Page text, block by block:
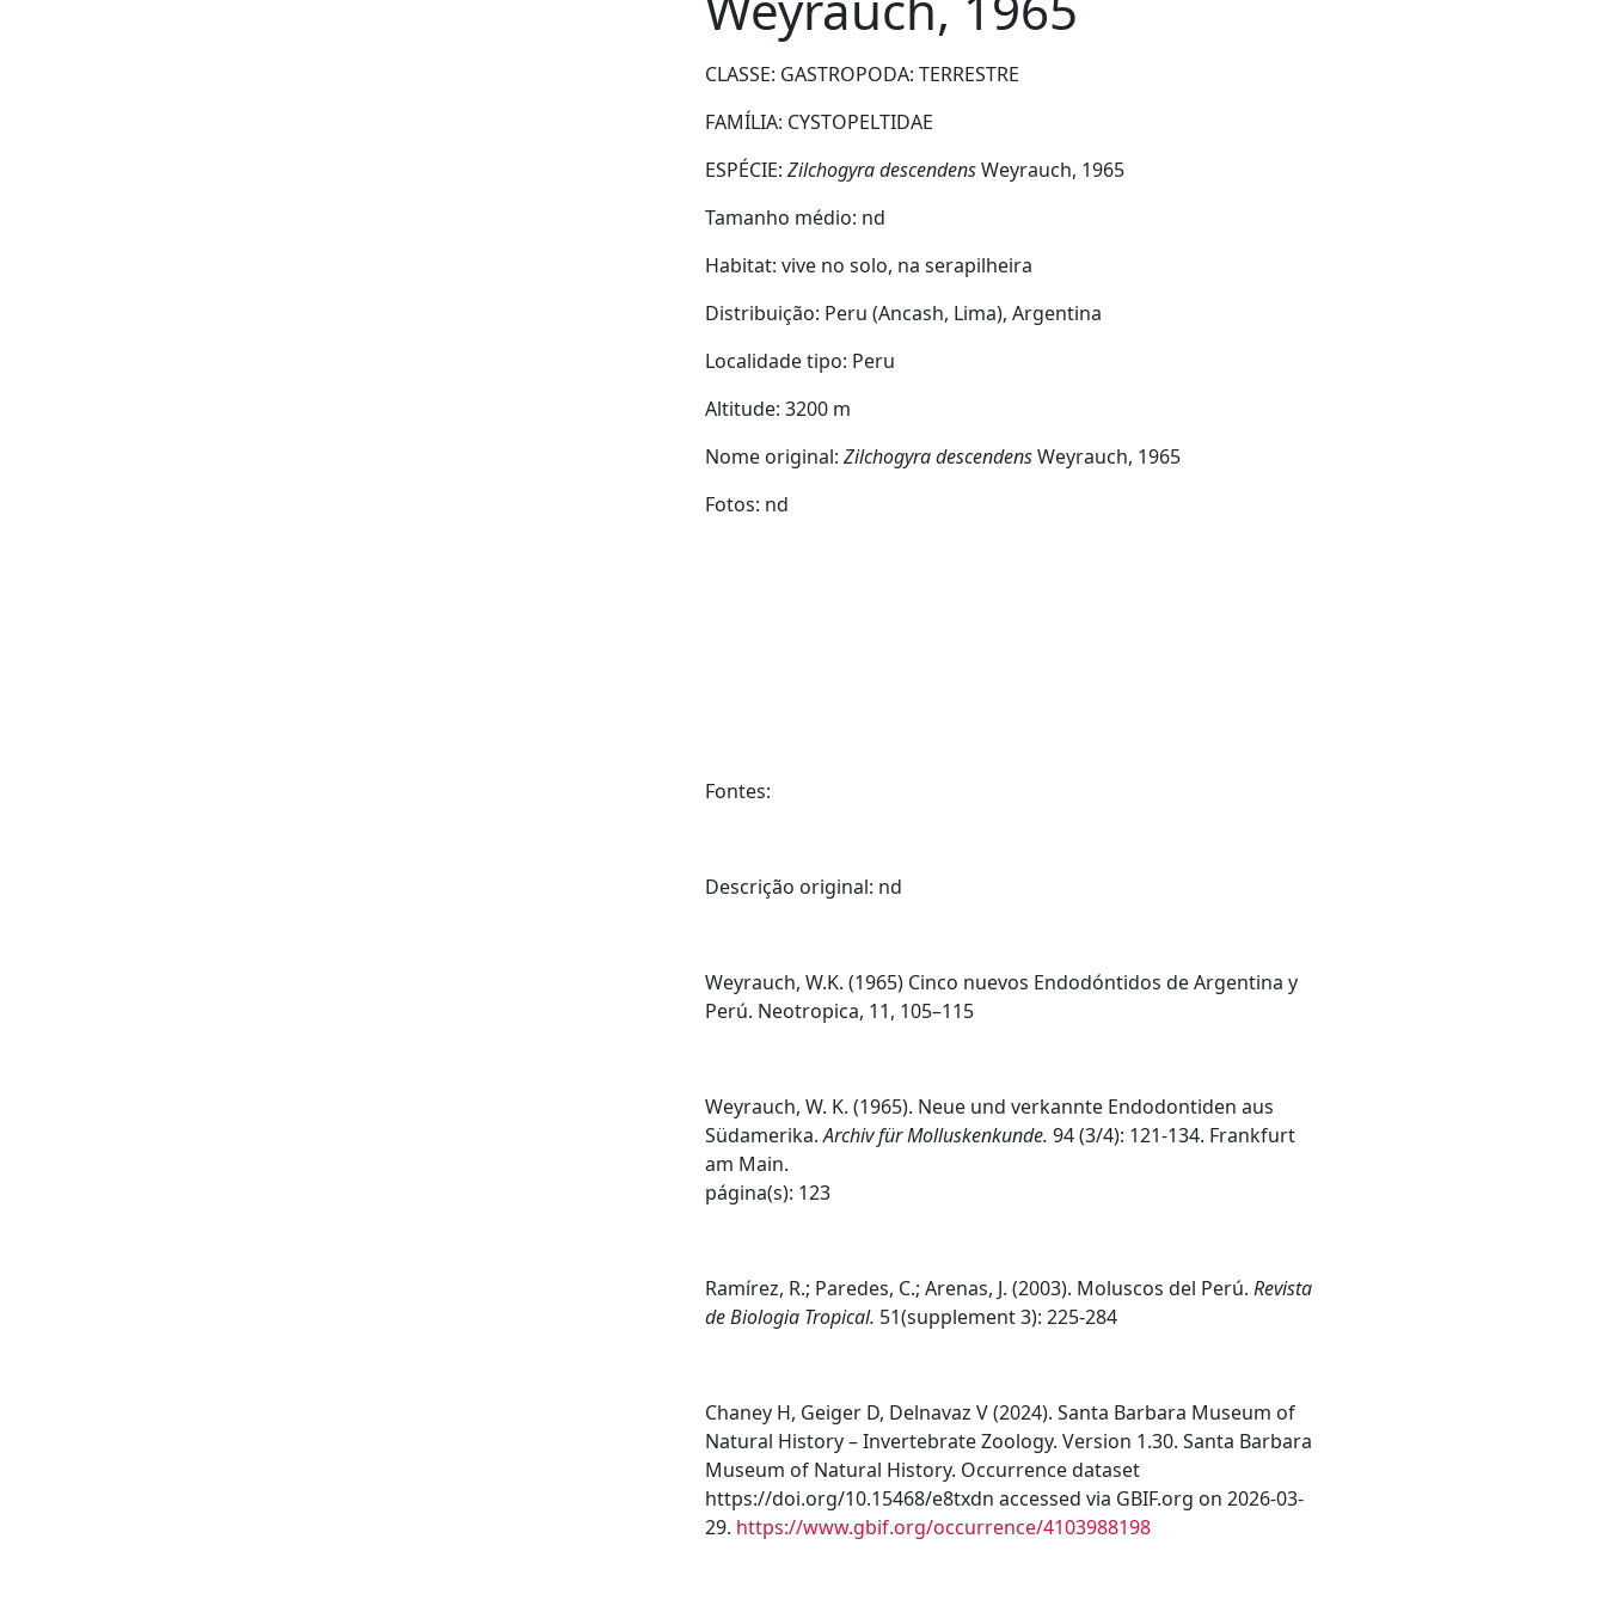
CLASSE: GASTROPODA: TERRESTRE
FAMÍLIA: CYSTOPELTIDAE
ESPÉCIE: Zilchogyra descendensWeyrauch, 1965
Tamanho médio: nd
Habitat: vive no solo, na serapilheira
Distribuição: Peru (Ancash, Lima), Argentina
Localidade tipo: Peru
Altitude: 3200 m
Nome original: Zilchogyra descendensWeyrauch, 1965
Fotos: nd
Fontes:
Descrição original: nd
Weyrauch, W.K. (1965) Cinco nuevos Endodóntidos de Argentina y
Perú. Neotropica, 11, 105–115
Weyrauch, W. K. (1965). Neue und verkannte Endodontiden aus
Südamerika.Archiv für Molluskenkunde. 94 (3/4): 121-134. Frankfurt
am Main.
página(s): 123
Ramírez, R.; Paredes, C.; Arenas, J. (2003). Moluscos del Perú. Revista
de Biologia Tropical. 51(supplement 3): 225-284
Chaney H, Geiger D, Delnavaz V (2024). Santa Barbara Museum of
Natural History – Invertebrate Zoology. Version 1.30. Santa Barbara
Museum of Natural History. Occurrence dataset
https://doi.org/10.15468/e8txdn accessed via GBIF.org on 2026-03-
29. https://www.gbif.org/occurrence/4103988198